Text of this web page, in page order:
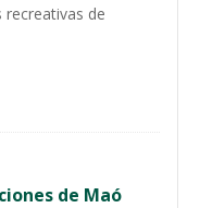
recreativas de
de Maó